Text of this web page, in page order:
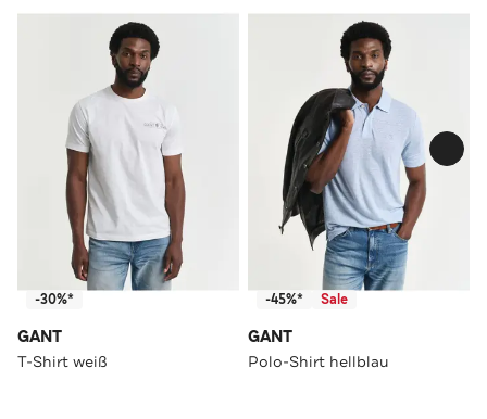
-30%*
GANT
T-Shirt weiß
-45%* Sale
GANT
Polo-Shirt hellblau